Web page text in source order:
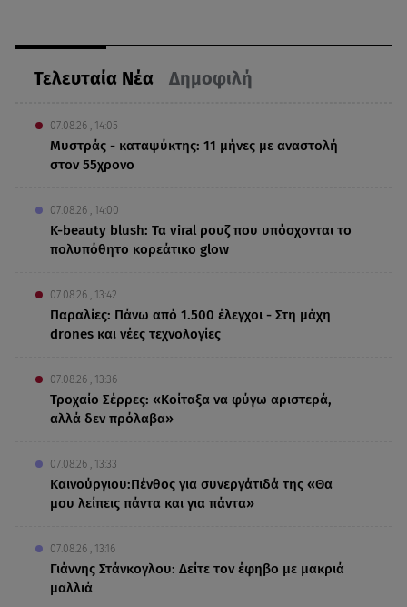
Τελευταία Νέα Δημοφιλή
07.08.26 , 14:05
Μυστράς - καταψύκτης: 11 μήνες με αναστολή
στον 55χρονο
07.08.26 , 14:00
K-beauty blush: Τα viral ρουζ που υπόσχονται το
πολυπόθητο κορεάτικο glow
07.08.26 , 13:42
Παραλίες: Πάνω από 1.500 έλεγχοι - Στη μάχη
drones και νέες τεχνολογίες
07.08.26 , 13:36
Τροχαίο Σέρρες: «Κοίταξα να φύγω αριστερά,
αλλά δεν πρόλαβα»
07.08.26 , 13:33
Καινούργιου:Πένθος για συνεργάτιδά της «Θα
μου λείπεις πάντα και για πάντα»
07.08.26 , 13:16
Γιάννης Στάνκογλου: Δείτε τον έφηβο με μακριά
μαλλιά